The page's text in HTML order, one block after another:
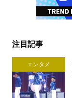
注目記事
エンタメ